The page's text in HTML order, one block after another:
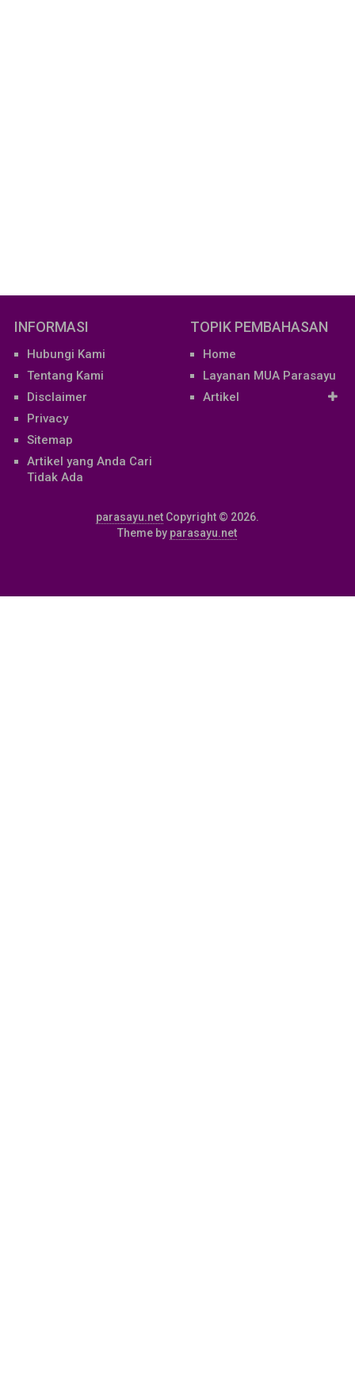
INFORMASI
Hubungi Kami
Tentang Kami
Disclaimer
Privacy
Sitemap
Artikel yang Anda Cari
Tidak Ada
TOPIK PEMBAHASAN
Home
Layanan MUA Parasayu
Artikel
parasayu.netCopyright © 2026.
Theme by parasayu.net